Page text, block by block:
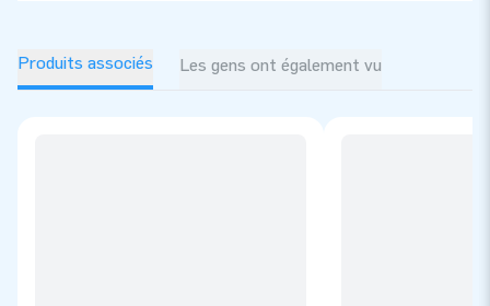
Produits associés Les gens ont également vu